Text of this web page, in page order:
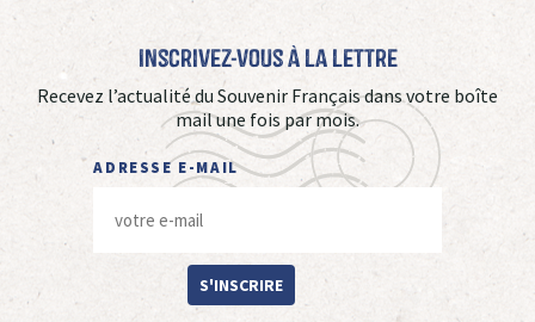
Inscrivez-vous à La Lettre
Recevez l’actualité du Souvenir Français dans votre boîte
mail une fois par mois.
ADRESSE E-MAIL
S'INSCRIRE